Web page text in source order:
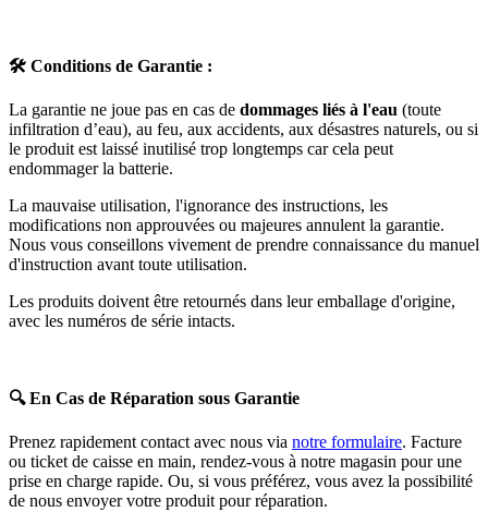
🛠️ Conditions de Garantie :
La garantie ne joue pas en cas de dommages liés à l'eau (toute
infiltration d’eau), au feu, aux accidents, aux désastres naturels, ou si
le produit est laissé inutilisé trop longtemps car cela peut
endommager la batterie.
La mauvaise utilisation, l'ignorance des instructions, les
modifications non approuvées ou majeures annulent la garantie.
Nous vous conseillons vivement de prendre connaissance du manuel
d'instruction avant toute utilisation.
Les produits doivent être retournés dans leur emballage d'origine,
avec les numéros de série intacts.
🔍En Cas de Réparation sous Garantie
Prenez rapidement contact avec nous via notre formulaire. Facture
ou ticket de caisse en main, rendez-vous à notre magasin pour une
prise en charge rapide. Ou, si vous préférez, vous avez la possibilité
de nous envoyer votre produit pour réparation.